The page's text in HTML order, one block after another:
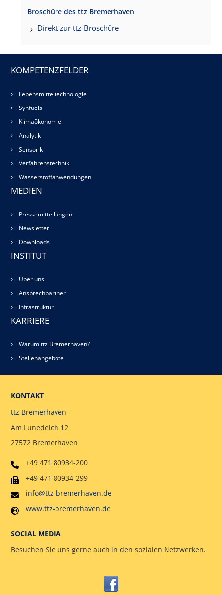
Broschüre des ttz Bremerhaven
Direkt zur ttz-Broschüre
KOMPETENZFELDER
Lebensmitteltechnologie
Synfuels
Klimaökonomie
Analytik
Sensorik
Verfahrenstechnik
Wasserstoffanwendungen
MEDIEN
Pressemitteilungen
Newsletter
Downloads
INSTITUT
Über uns
Ansprechpartner
Infrastruktur
KARRIERE
Warum ttz Bremerhaven?
Stellenangebote
KONTAKT
ttz Bremerhaven
Am Lunedeich 12
27572 Bremerhaven
+49 471 80934-200
+49 471 80934-299
info@ttz-bremerhaven.de
www.ttz-bremerhaven.de
SOCIAL MEDIA
Besuchen Sie uns gerne auch in den sozialen Netzwerken.